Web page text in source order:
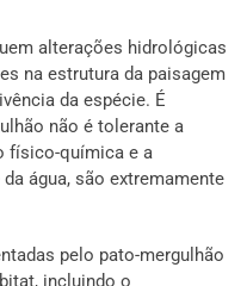
alterações hidrológicas
na estrutura da paisagem
da espécie. É
não é tolerante a
físico-química e a
água, são extremamente
pelo pato-mergulhão
incluindo o